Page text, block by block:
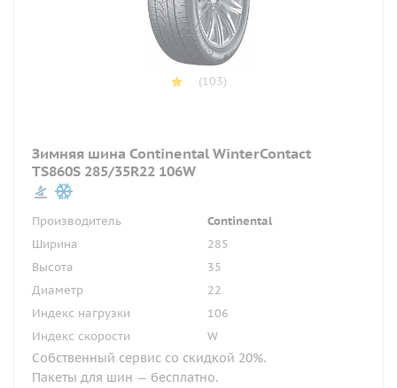
(103)
Зимняя шина Continental WinterContact
TS860S 285/35R22 106W
Производитель
Continental
Ширина
285
Высота
35
Диаметр
22
Индекс нагрузки
106
Индекс скорости
W
Собственный сервис со скидкой 20%.
Пакеты для шин — бесплатно.